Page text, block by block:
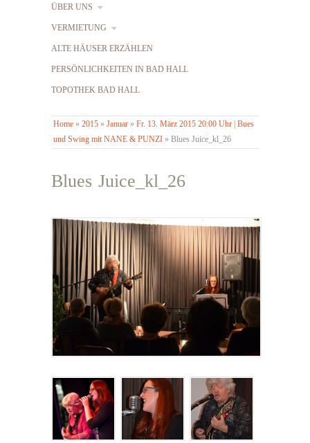
ÜBER UNS
VERMIETUNG
ALTE HÄUSER ERZÄHLEN
PERSÖNLICHKEITEN IN BAD HALL
TOPOTHEK BAD HALL
Home » 2015 » Januar » Fr. 13. März 2015 20:00 Uhr | Bues
und Swing mit NANE & PUNZI » Blues Juice_kl_26
Blues Juice_kl_26